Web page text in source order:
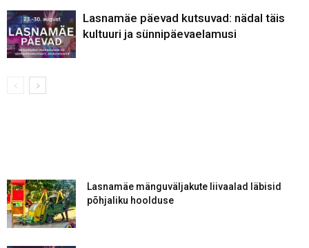
Lasnamäe päevad kutsuvad: nädal täis
kultuuri ja sünnipäevaelamusi
Lasnamäe mänguväljakute liivaalad läbisid
põhjaliku hoolduse